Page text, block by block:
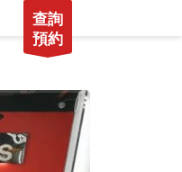
查詢
預約